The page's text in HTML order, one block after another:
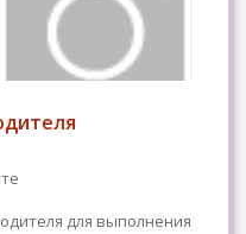
для выполнения